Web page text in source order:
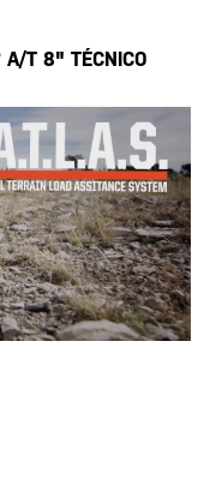
A/T 8" TÉCNICO